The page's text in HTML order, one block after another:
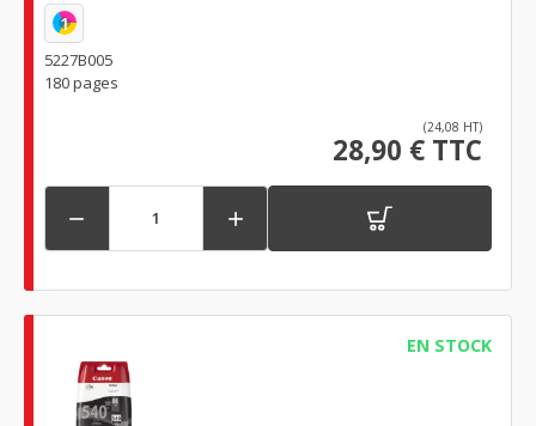
1
5227B005
180 pages
(24,08 HT)
28,90 € TTC
 
EN STOCK